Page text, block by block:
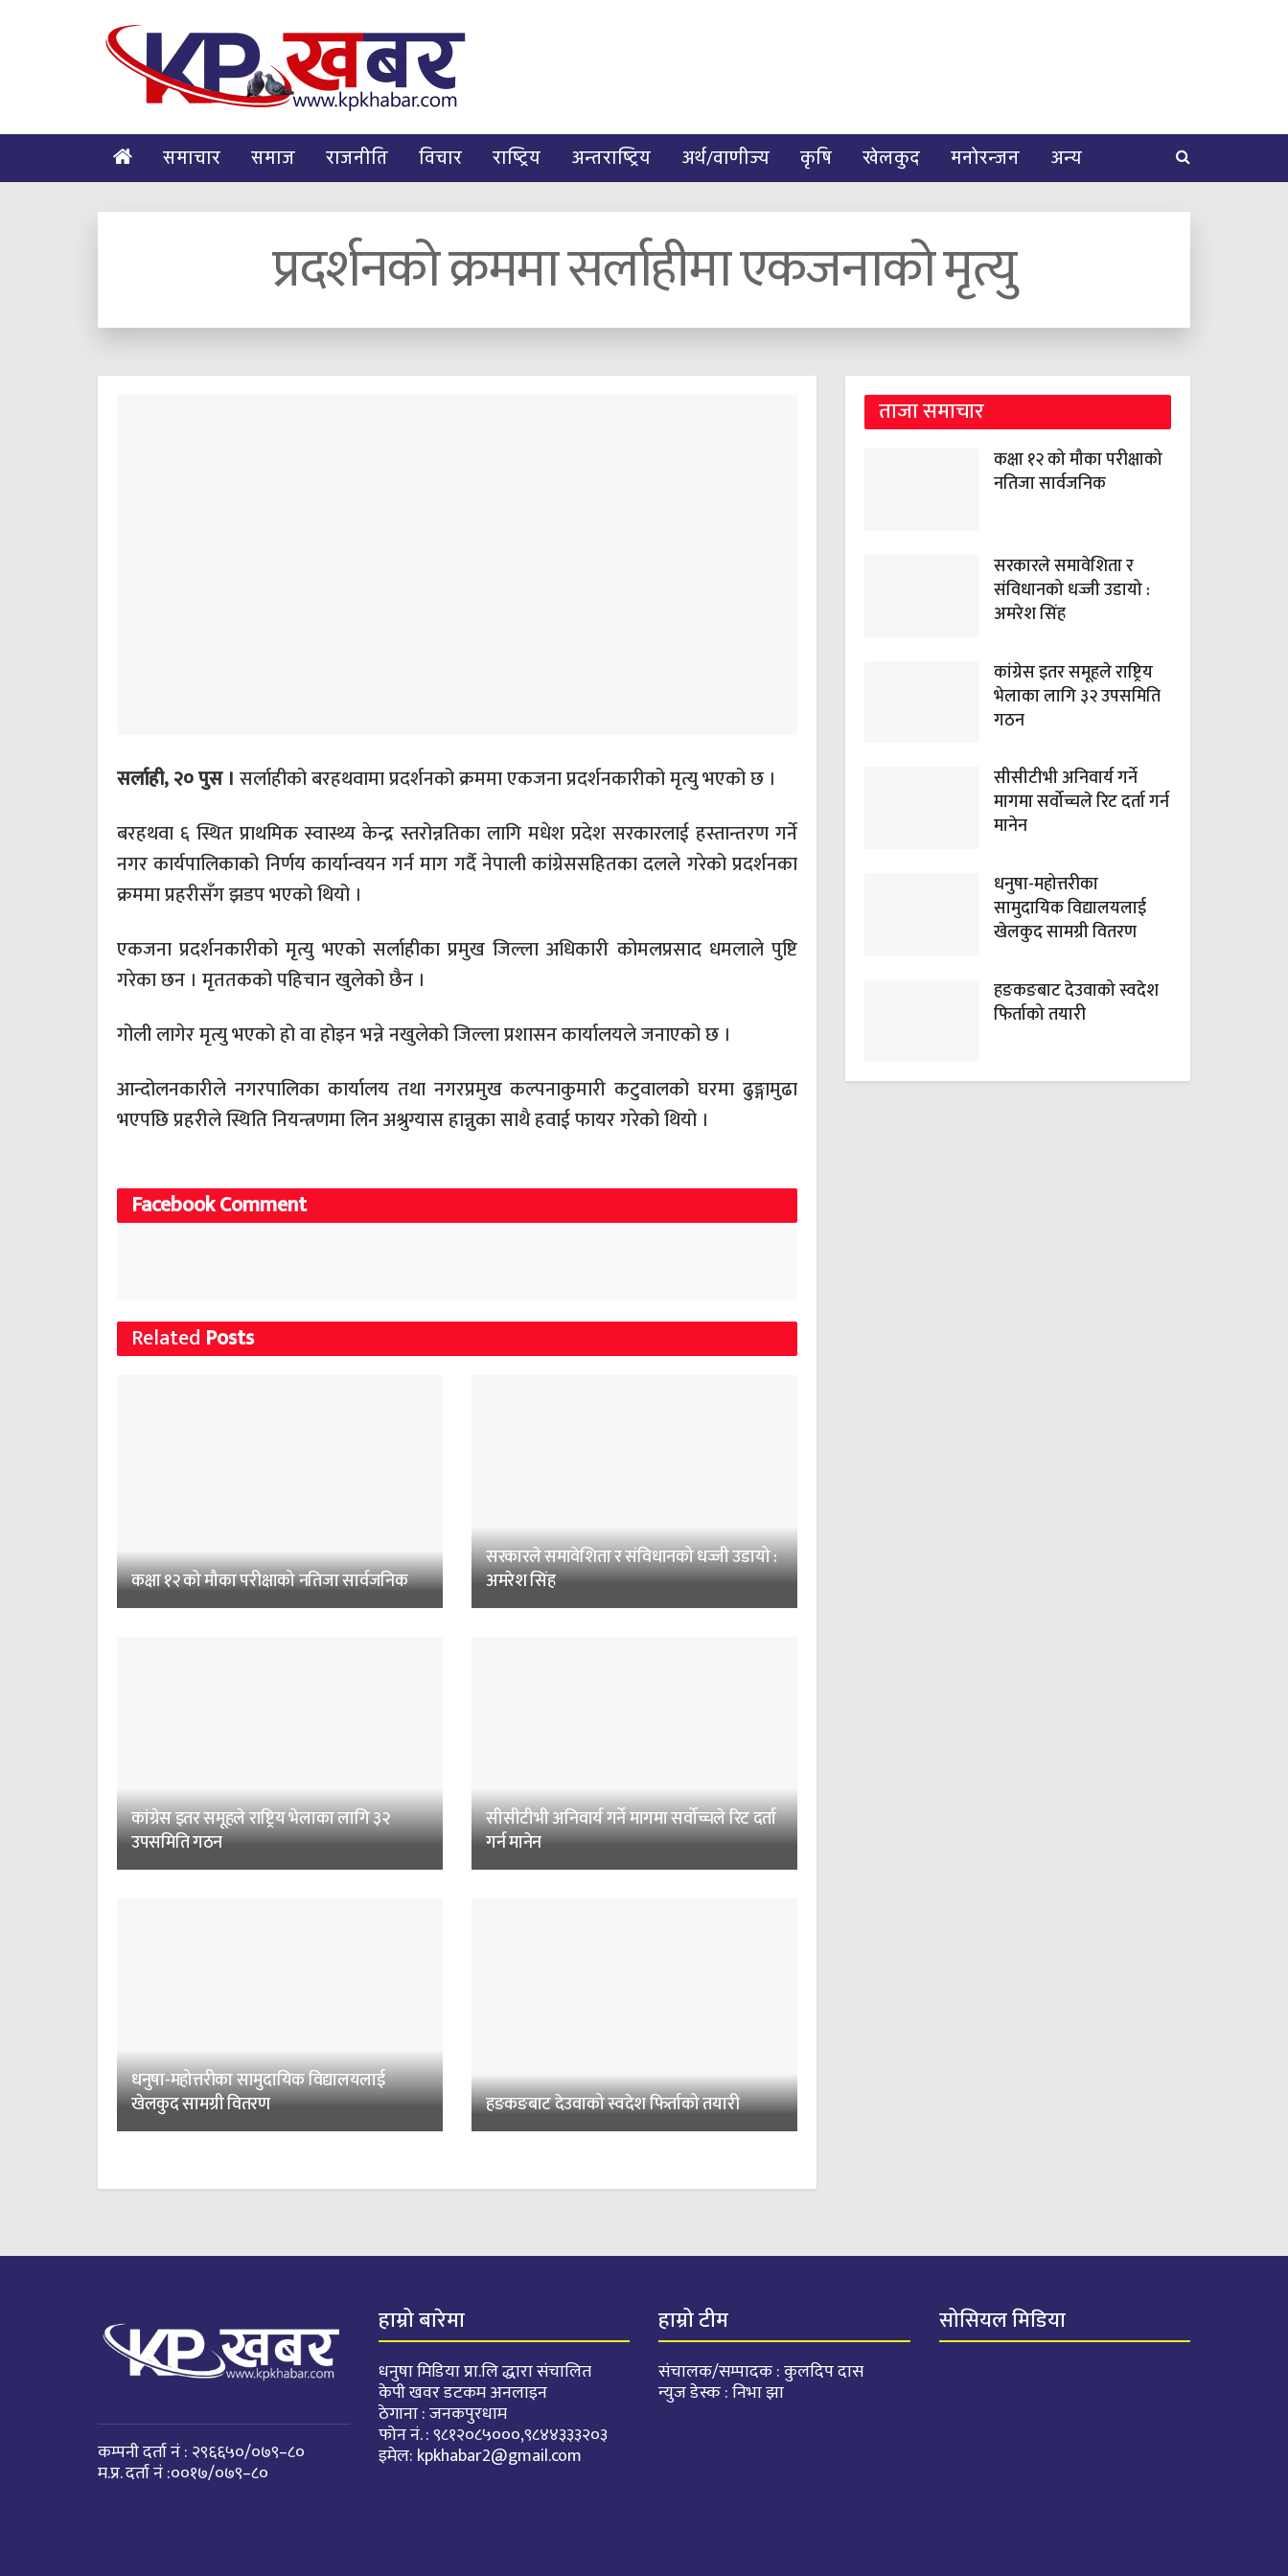
समाचार समाज राजनीति विचार राष्ट्रिय अन्तराष्ट्रिय अर्थ/वाणीज्य कृषि खेलकुद मनोरन्जन अन्य
प्रदर्शनको क्रममा सर्लाहीमा एकजनाको मृत्यु
सर्लाही, २० पुस । सर्लाहीको बरहथवामा प्रदर्शनको क्रममा एकजना प्रदर्शनकारीको मृत्यु भएको छ ।
बरहथवा ६ स्थित प्राथमिक स्वास्थ्य केन्द्र स्तरोन्नतिका लागि मधेश प्रदेश सरकारलाई हस्तान्तरण गर्ने
नगर कार्यपालिकाको निर्णय कार्यान्वयन गर्न माग गर्दै नेपाली कांग्रेससहितका दलले गरेको प्रदर्शनका
क्रममा प्रहरीसँग झडप भएको थियो ।
एकजना प्रदर्शनकारीको मृत्यु भएको सर्लाहीका प्रमुख जिल्ला अधिकारी कोमलप्रसाद धमलाले पुष्टि
गरेका छन । मृततकको पहिचान खुलेको छैन ।
गोली लागेर मृत्यु भएको हो वा होइन भन्ने नखुलेको जिल्ला प्रशासन कार्यालयले जनाएको छ ।
आन्दोलनकारीले नगरपालिका कार्यालय तथा नगरप्रमुख कल्पनाकुमारी कटुवालको घरमा ढुङ्गामुढा
भएपछि प्रहरीले स्थिति नियन्त्रणमा लिन अश्रुग्यास हान्नुका साथै हवाई फायर गरेको थियो ।
Facebook Comment
Related Posts
कक्षा १२ को मौका परीक्षाको नतिजा सार्वजनिक
सरकारले समावेशिता र संविधानको धज्जी उडायो :
अमरेश सिंह
कांग्रेस इतर समूहले राष्ट्रिय भेलाका लागि ३२
उपसमिति गठन
सीसीटीभी अनिवार्य गर्ने मागमा सर्वोच्चले रिट दर्ता
गर्न मानेन
धनुषा-महोत्तरीका सामुदायिक विद्यालयलाई
खेलकुद सामग्री वितरण
हङकङबाट देउवाको स्वदेश फिर्ताको तयारी
ताजा समाचार
कक्षा १२ को मौका परीक्षाको
नतिजा सार्वजनिक
सरकारले समावेशिता र
संविधानको धज्जी उडायो :
अमरेश सिंह
कांग्रेस इतर समूहले राष्ट्रिय
भेलाका लागि ३२ उपसमिति
गठन
सीसीटीभी अनिवार्य गर्ने
मागमा सर्वोच्चले रिट दर्ता गर्न
मानेन
धनुषा-महोत्तरीका
सामुदायिक विद्यालयलाई
खेलकुद सामग्री वितरण
हङकङबाट देउवाको स्वदेश
फिर्ताको तयारी
कम्पनी दर्ता नं : २९६६५०/०७९–८०
म.प्र. दर्ता नं :००१७/०७९–८०
हाम्रो बारेमा
धनुषा मिडिया प्रा.लि द्धारा संचालित
केपी खवर डटकम अनलाइन
ठेगाना : जनकपुरधाम
फोन नं. : ९८१२०८५०००,९८४४३३३२०३
इमेल: kpkhabar2@gmail.com
हाम्रो टीम
संचालक/सम्पादक : कुलदिप दास
न्युज डेस्क : निभा झा
सोसियल मिडिया